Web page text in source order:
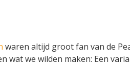
waren altijd groot fan van de
wat we wilden maken: Een